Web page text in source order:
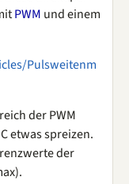
PWM und einem
Pulsweitenm
der PWM
etwas spreizen.
der